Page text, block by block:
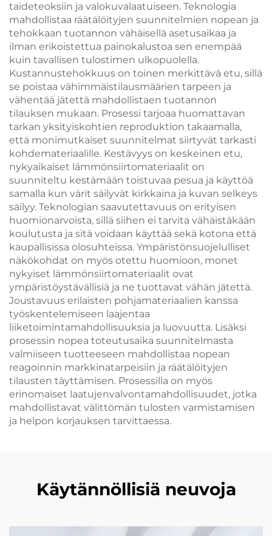
taideteoksiin ja valokuvalaatuiseen. Teknologia
mahdollistaa räätälöityjen suunnitelmien nopean ja
tehokkaan tuotannon vähäisellä asetusaikaa ja
ilman erikoistettua painokalustoa sen enempää
kuin tavallisen tulostimen ulkopuolella.
Kustannustehokkuus on toinen merkittävä etu, sillä
se poistaa vähimmäistilausmäärien tarpeen ja
vähentää jätettä mahdollistaen tuotannon
tilauksen mukaan. Prosessi tarjoaa huomattavan
tarkan yksityiskohtien reproduktion takaamalla,
että monimutkaiset suunnitelmat siirtyvät tarkasti
kohdemateriaalille. Kestävyys on keskeinen etu,
nykyaikaiset lämmönsiirtomateriaalit on
suunniteltu kestämään toistuvaa pesua ja käyttöä
samalla kun värit säilyvät kirkkaina ja kuvan selkeys
säilyy. Teknologian saavutettavuus on erityisen
huomionarvoista, sillä siihen ei tarvita vähäistäkään
koulutusta ja sitä voidaan käyttää sekä kotona että
kaupallisissa olosuhteissa. Ympäristönsuojelulliset
näkökohdat on myös otettu huomioon, monet
nykyiset lämmönsiirtomateriaalit ovat
ympäristöystävällisiä ja ne tuottavat vähän jätettä.
Joustavuus erilaisten pohjamateriaalien kanssa
työskentelemiseen laajentaa
liiketoimintamahdollisuuksia ja luovuutta. Lisäksi
prosessin nopea toteutusaika suunnitelmasta
valmiiseen tuotteeseen mahdollistaa nopean
reagoinnin markkinatarpeisiin ja räätälöityjen
tilausten täyttämisen. Prosessilla on myös
erinomaiset laatujenvalvontamahdollisuudet, jotka
mahdollistavat välittömän tulosten varmistamisen
ja helpon korjauksen tarvittaessa.
Käytännöllisiä neuvoja